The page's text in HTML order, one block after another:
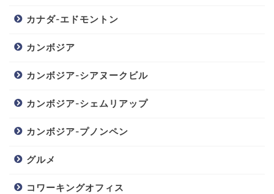
カナダ-エドモントン
カンボジア
カンボジア-シアヌークビル
カンボジア-シェムリアップ
カンボジア-プノンペン
グルメ
コワーキングオフィス